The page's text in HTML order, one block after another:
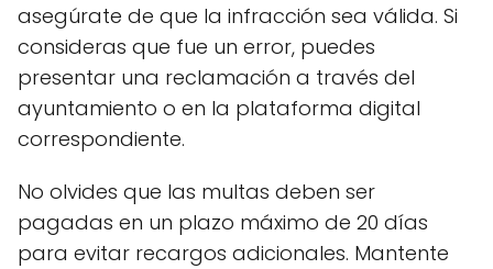
asegúrate de que la infracción sea válida. Si
consideras que fue un error, puedes
presentar una reclamación a través del
ayuntamiento o en la plataforma digital
correspondiente.
No olvides que las multas deben ser
pagadas en un plazo máximo de 20 días
para evitar recargos adicionales. Mantente